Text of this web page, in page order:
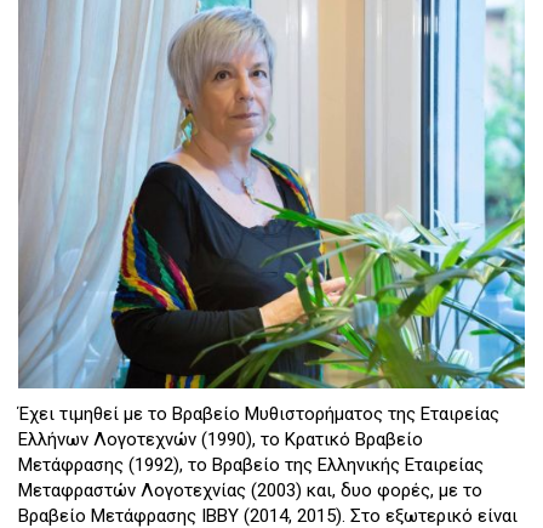
Έχει τιμηθεί με το Βραβείο Μυθιστορήματος της Εταιρείας
Ελλήνων Λογοτεχνών (1990), το Κρατικό Βραβείο
Μετάφρασης (1992), το Βραβείο της Ελληνικής Εταιρείας
Μεταφραστών Λογοτεχνίας (2003) και, δυο φορές, με το
Βραβείο Μετάφρασης ΙΒΒΥ (2014, 2015). Στο εξωτερικό είναι